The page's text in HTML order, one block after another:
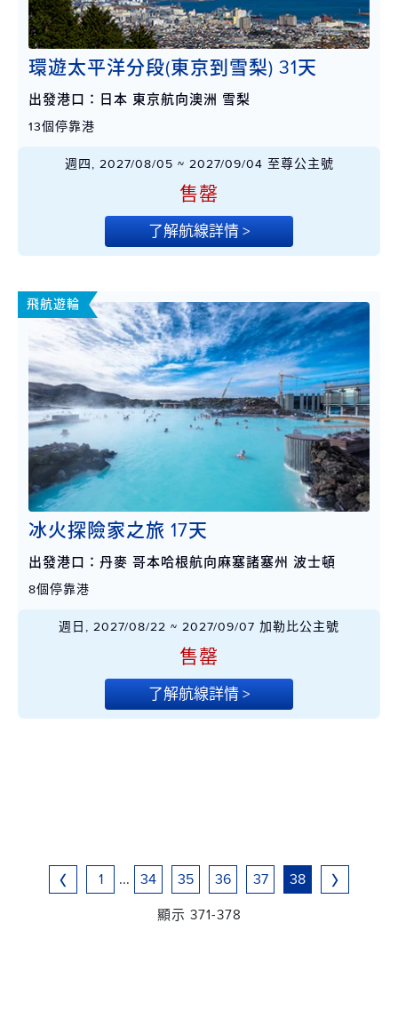
環遊太平洋分段(東京到雪梨) 31天
出發港口：日本 東京航向澳洲 雪梨
13個停靠港
週四, 2027/08/05 ~ 2027/09/04 至尊公主號
售罄
了解航線詳情 >
飛航遊輪
冰火探險家之旅 17天
出發港口：丹麥 哥本哈根航向麻塞諸塞州 波士頓
8個停靠港
週日, 2027/08/22 ~ 2027/09/07 加勒比公主號
售罄
了解航線詳情 >
1 ... 34 35 36 37 38
顯示 371-378